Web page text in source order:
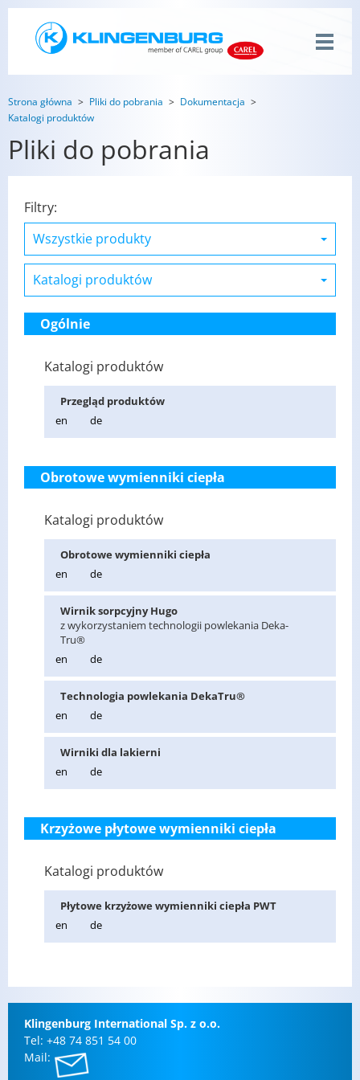
Strona główna Pliki do pobrania
Dokumentacja
Katalogi produktów
Pliki do pobrania
Filtry:
Ogólnie
Katalogi produktów
Prze­gląd pro­duk­tów
en
de
Obrotowe wymienniki ciepła
Katalogi produktów
Ob­ro­to­we wy­mien­ni­ki cie­pła
en
de
Wir­nik sorp­cyj­ny Hugo
z wy­ko­rzy­sta­niem tech­no­lo­gii po­wle­ka­nia De­ka­
Tru®
en
de
Tech­no­lo­gia po­wle­ka­nia De­ka­Tru®
en
de
Wir­ni­ki dla la­kier­ni
en
de
Krzyżowe płytowe wymienniki ciepła
Katalogi produktów
Pły­to­we krzy­żo­we wy­mien­ni­ki cie­pła PWT
en
de
Klin­gen­burg In­ter­na­tio­nal Sp. z o.o.
Tel: +48 74 851 54 00
Mail: